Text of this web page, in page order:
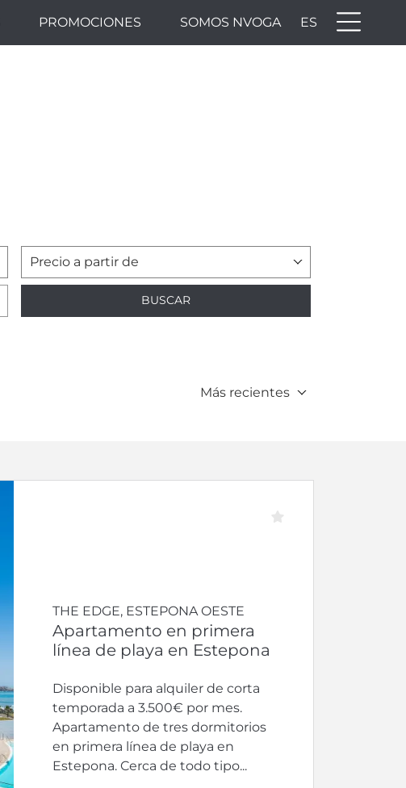
PROMOCIONES SOMOS NVOGA ES
Precio a partir de
BUSCAR
Más recientes
THE EDGE, ESTEPONA OESTE
Apartamento en primera
línea de playa en Estepona
Disponible para alquiler de corta
temporada a 3.500€ por mes.
Apartamento de tres dormitorios
en primera línea de playa en
Estepona. Cerca de todo tipo...